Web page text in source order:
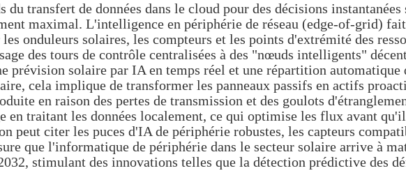
du transfert de données dans le cloud pour des décisions
maximal. L'intelligence en périphérie de réseau (edge-of-grid)
onduleurs solaires, les compteurs et les points d'extrémité des
des tours de contrôle centralisées à des "nœuds intelligents"
prévision solaire par IA en temps réel et une répartition automatique
cela implique de transformer les panneaux passifs en actifs
en raison des pertes de transmission et des goulots
en traitant les données localement, ce qui optimise les flux avant
peut citer les puces d'IA de périphérie robustes, les capteurs
que l'informatique de périphérie dans le secteur solaire arrive à
stimulant des innovations telles que la détection prédictive des